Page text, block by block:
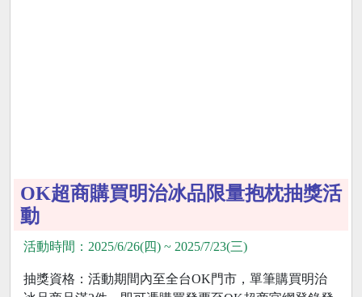
OK超商購買明治冰品限量抱枕抽獎活
動
活動時間：2025/6/26(四) ~ 2025/7/23(三)
抽獎資格：活動期間內至全台OK門市，單筆購買明治